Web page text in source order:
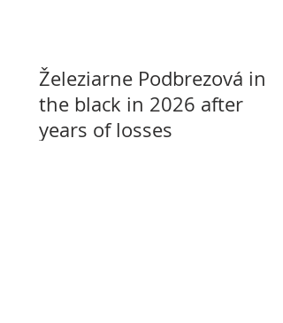
Železiarne Podbrezová in
the black in 2026 after
years of losses